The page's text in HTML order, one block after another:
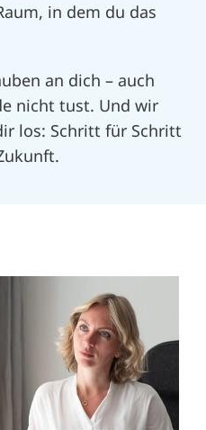
in dem du das
an dich – auch
nicht tust. Und wir
los: Schritt für Schritt